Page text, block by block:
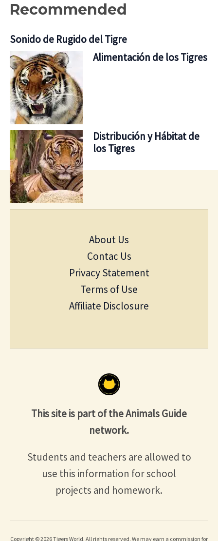
Recommended
Sonido de Rugido del Tigre
Alimentación de los Tigres
Distribución y Hábitat de
los Tigres
About Us
Contac Us
Privacy Statement
Terms of Use
Affiliate Disclosure
This site is part of the Animals Guide
network.
Students and teachers are allowed to
use this information for school
projects and homework.
Copyright © 2026 Tigers World. All rights reserved. We may earn a commission for